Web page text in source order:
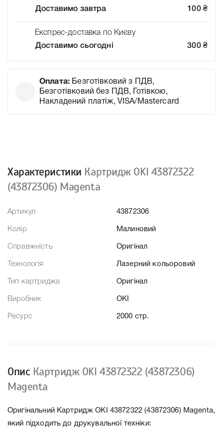
Доставимо завтра
100 ₴
Експрес-доставка по Києву
Доставимо сьогодні
300 ₴
Оплата: Безготівковий з ПДВ,
Безготівковий без ПДВ, Готівкою,
Накладений платіж, VISA/Mastercard
Характеристики Картридж OKI 43872322
(43872306) Magenta
Артикул 43872306
Колір Малиновий
Справжність Оригінал
Технологія Лазерний кольоровий
Тип картриджа Оригінал
Виробник OKI
Ресурс 2000 стр.
Опис Картридж OKI 43872322 (43872306)
Magenta
Оригінальний Картридж OKI 43872322 (43872306) Magenta,
який підходить до друкувальної техніки: